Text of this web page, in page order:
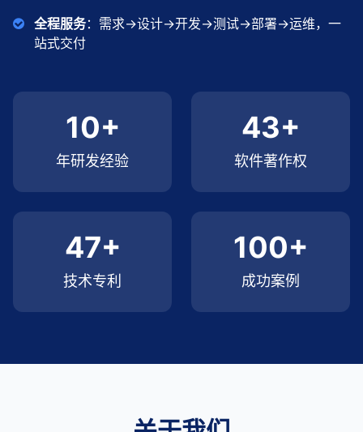
全程服务：需求→设计→开发→测试→部署→运维，一
站式交付
10+
年研发经验
43+
软件著作权
47+
技术专利
100+
成功案例